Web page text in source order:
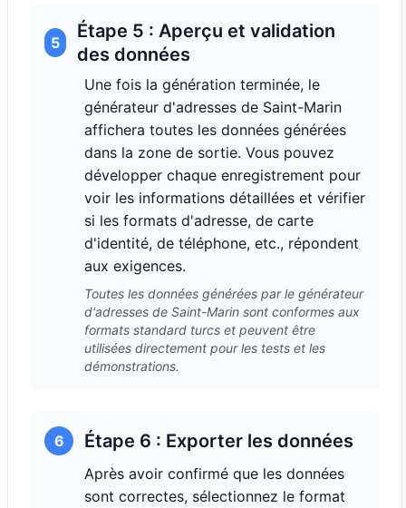
5
Étape 5 : Aperçu et validation
des données
Une fois la génération terminée, le
générateur d'adresses de Saint-Marin
affichera toutes les données générées
dans la zone de sortie. Vous pouvez
développer chaque enregistrement pour
voir les informations détaillées et vérifier
si les formats d'adresse, de carte
d'identité, de téléphone, etc., répondent
aux exigences.
Toutes les données générées par le générateur
d'adresses de Saint-Marin sont conformes aux
formats standard turcs et peuvent être
utilisées directement pour les tests et les
démonstrations.
6 Étape 6 : Exporter les données
Après avoir confirmé que les données
sont correctes, sélectionnez le format